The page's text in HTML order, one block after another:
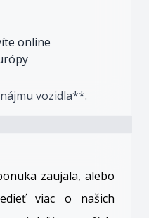
online
vozidla**.
zaujala, alebo
viac o našich